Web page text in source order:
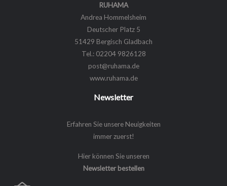
RUHAMA
Andrea Hommelsheim
Deutscher Platz 5
51429 Bergisch Gladbach
Tel.: 02204 9826128
post@ruhama.de
www.ruhama.de
Newsletter
Erfahren Sie unsere Neuigkeiten
immer zuerst!
Hier können Sie unseren
Newsletter bestellen